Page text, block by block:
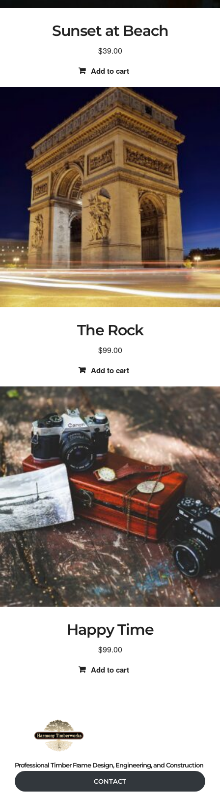
Sunset at Beach
$39.00
Add to cart
The Rock
$99.00
Add to cart
Happy Time
$99.00
Add to cart
Professional Timber Frame Design, Engineering, and Construction
CONTACT